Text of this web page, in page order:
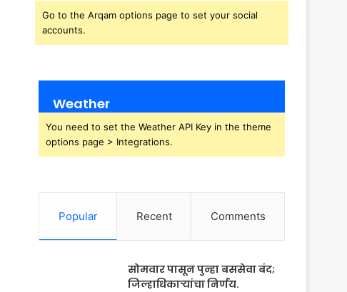
Go to the Arqam options page to set your social
accounts.
Weather
You need to set the Weather API Key in the theme
options page > Integrations.
Popular Recent Comments
सोमवार पासून पुन्हा बससेवा बंद;
जिल्हाधिकाऱ्यांचा निर्णय.